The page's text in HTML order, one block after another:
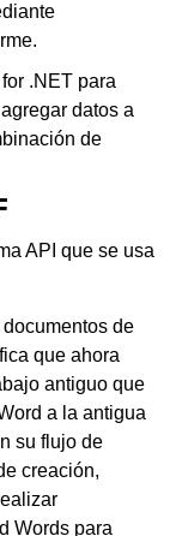
.NET para
datos a
de
API que se usa
de
que ahora
antiguo que
a la antigua
su flujo de
creación,
Words para